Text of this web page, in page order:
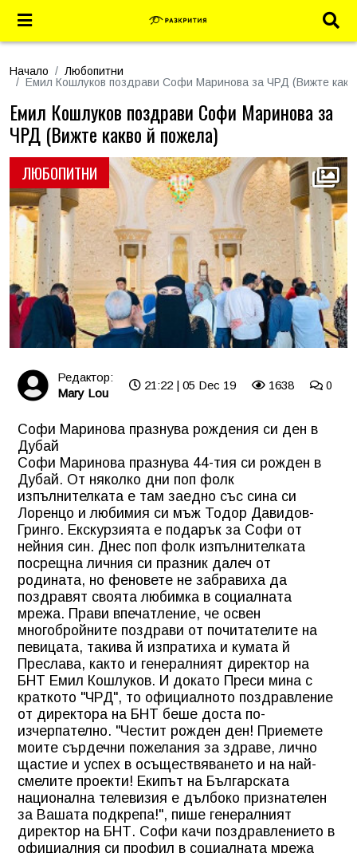
Начало
Любопитни
Емил Кошлуков поздрави Софи Маринова за ЧРД (Вижте
ЛЮБОПИТНИ
Емил Кошлуков поздрави Софи Маринова за
ЧРД (Вижте какво й пожела)
Редактор:
Mary Lou
21:22 | 05 Dec 19 1638 0
Софи Маринова празнува рождения си ден в
Дубай
Софи Маринова празнува 44-тия си рожден в
Дубай. От няколко дни поп фолк
изпълнителката е там заедно със сина си
Лоренцо и любимия си мъж Тодор Давидов-
Гринго. Екскурзията е подарък за Софи от
нейния син. Днес поп фолк изпълнителката
посрещна личния си празник далеч от
родината, но феновете не забравиха да
поздравят своята любимка в социалната
мрежа. Прави впечатление, че освен
многобройните поздрави от почитателите на
певицата, такива й изпратиха и кумата й
Преслава, както и генералният директор на
БНТ Емил Кошлуков. И докато Преси мина с
краткото "ЧРД", то официалното поздравление
от директора на БНТ беше доста по-
изчерпателно. "Честит рожден ден! Приемете
моите сърдечни пожелания за здраве, лично
щастие и успех в осъществяването и на най-
смелите проекти! Екипът на Българската
национална телевизия е дълбоко признателен
за Вашата подкрепа!", пише генералният
директор на БНТ. Софи качи поздравлението в
официалния си профил в социалната мрежа